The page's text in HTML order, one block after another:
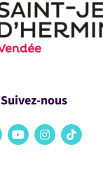
Suivez-nous